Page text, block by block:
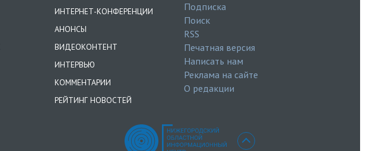
ИНТЕРНЕТ-КОНФЕРЕНЦИИ
АНОНСЫ
ВИДЕОКОНТЕНТ
ИНТЕРВЬЮ
КОММЕНТАРИИ
РЕЙТИНГ НОВОСТЕЙ
Подписка
Поиск
RSS
Печатная версия
Написать нам
Реклама на сайте
О редакции